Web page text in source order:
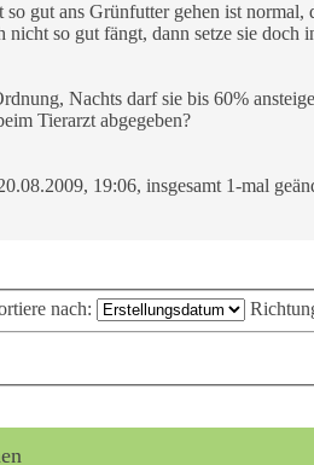
gut ans Grünfutter gehen ist
so gut fängt, dann setze sie doch
Nachts darf sie bis 60%
Tierarzt abgegeben?
19:06, insgesamt 1-mal
nach: